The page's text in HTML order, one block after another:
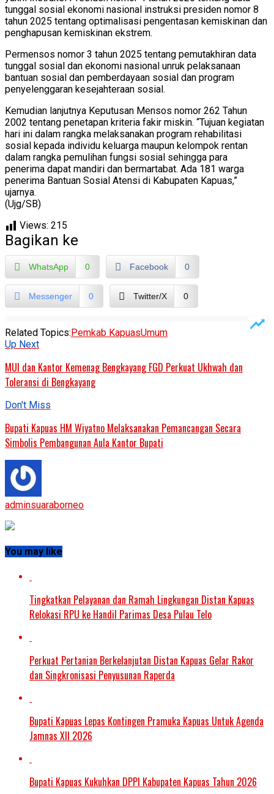
tunggal sosial ekonomi nasional instruksi presiden nomor 8
tahun 2025 tentang optimalisasi pengentasan kemiskinan dan
penghapusan kemiskinan ekstrem.
Permensos nomor 3 tahun 2025 tentang pemutakhiran data
tunggal sosial dan ekonomi nasional unruk pelaksanaan
bantuan sosial dan pemberdayaan sosial dan program
penyelenggaran kesejahteraan sosial.
Kemudian lanjutnya Keputusan Mensos nomor 262 Tahun
2002 tentang penetapan kriteria fakir miskin. “Tujuan kegiatan
hari ini dalam rangka melaksanakan program rehabilitasi
sosial kepada individu keluarga maupun kelompok rentan
dalam rangka pemulihan fungsi sosial sehingga para
penerima dapat mandiri dan bermartabat. Ada 181 warga
penerima Bantuan Sosial Atensi di Kabupaten Kapuas,”
ujarnya.
(Ujg/SB)
Views: 215
Bagikan ke
WhatsApp 0 Facebook 0
Messenger 0 Twitter/X 0
Related Topics:Pemkab KapuasUmum
Up Next
MUI dan Kantor Kemenag Bengkayang FGD Perkuat Ukhwah dan
Toleransi di Bengkayang
Don't Miss
Bupati Kapuas HM Wiyatno Melaksanakan Pemancangan Secara
Simbolis Pembangunan Aula Kantor Bupati
adminsuaraborneo
You may like
Tingkatkan Pelayanan dan Ramah Lingkungan Distan Kapuas
Relokasi RPU ke Handil Parimas Desa Pulau Telo
Perkuat Pertanian Berkelanjutan Distan Kapuas Gelar Rakor
dan Singkronisasi Penyusunan Raperda
Bupati Kapuas Lepas Kontingen Pramuka Kapuas Untuk Agenda
Jamnas XII 2026
Bupati Kapuas Kukuhkan DPPI Kabupaten Kapuas Tahun 2026